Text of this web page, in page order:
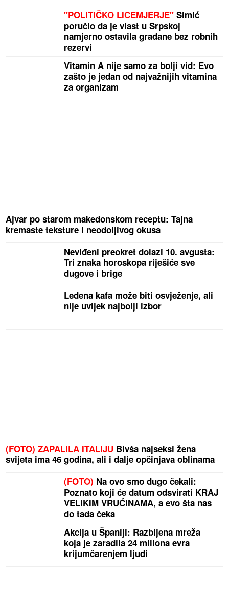
"POLITIČKO LICEMJERJE" Simić
poručio da je vlast u Srpskoj
namjerno ostavila građane bez robnih
rezervi
Vitamin A nije samo za bolji vid: Evo
zašto je jedan od najvažnijih vitamina
za organizam
Ajvar po starom makedonskom receptu: Tajna
kremaste teksture i neodoljivog okusa
Neviđeni preokret dolazi 10. avgusta:
Tri znaka horoskopa riješiće sve
dugove i brige
Ledena kafa može biti osvježenje, ali
nije uvijek najbolji izbor
(FOTO) ZAPALILA ITALIJU Bivša najseksi žena
svijeta ima 46 godina, ali i dalje opčinjava oblinama
(FOTO) Na ovo smo dugo čekali:
Poznato koji će datum odsvirati KRAJ
VELIKIM VRUĆINAMA, a evo šta nas
do tada čeka
Akcija u Španiji: Razbijena mreža
koja je zaradila 24 miliona evra
krijumčarenjem ljudi